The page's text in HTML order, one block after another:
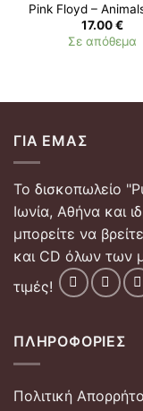
Pink Floyd ‎–
17.00€
Σε απόθεμα
ΓΙΑ ΕΜΆΣ
Το δισκοπωλείο
Ιωνία, Αθήνα και
μπορείτε να
και CD όλων των
τιμές!
ΠΛΗΡΟΦΟΡΊΕΣ
Πολιτική